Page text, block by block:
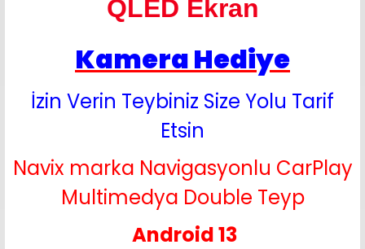
QLED Ekran
Kamera Hediye
İzin Verin Teybiniz Size Yolu Tarif
Etsin
Navix marka Navigasyonlu CarPlay
Multimedya Double Teyp
Android 13